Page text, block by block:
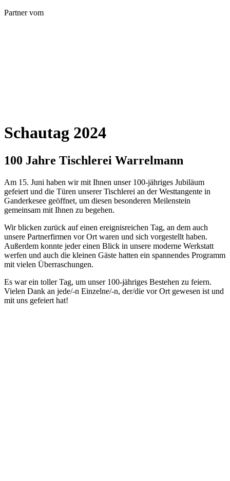
Partner vom
Schautag 2024
100 Jahre Tischlerei Warrelmann
Am 15. Juni haben wir mit Ihnen unser 100-jähriges Jubiläum
gefeiert und die Türen unserer Tischlerei an der Westtangente in
Ganderkesee geöffnet, um diesen besonderen Meilenstein
gemeinsam mit Ihnen zu begehen.
Wir blicken zurück auf einen ereignisreichen Tag, an dem auch
unsere Partnerfirmen vor Ort waren und sich vorgestellt haben.
Außerdem konnte jeder einen Blick in unsere moderne Werkstatt
werfen und auch die kleinen Gäste hatten ein spannendes Programm
mit vielen Überraschungen.
Es war ein toller Tag, um unser 100-jähriges Bestehen zu feiern.
Vielen Dank an jede/-n Einzelne/-n, der/die vor Ort gewesen ist und
mit uns gefeiert hat!